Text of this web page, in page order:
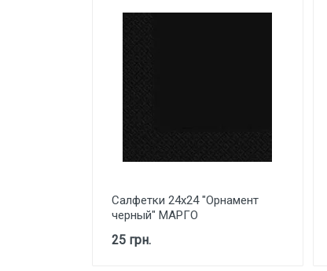
Салфетки 24х24 "Орнамент
черный" МАРГО
25 грн.